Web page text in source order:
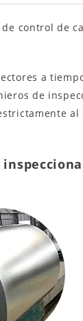
control de
a
de